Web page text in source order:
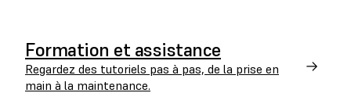
Formation et assistance
Regardez des tutoriels pas à pas, de la prise en
main à la maintenance.